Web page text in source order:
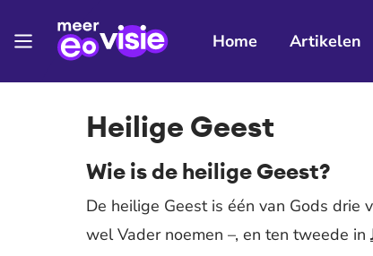
Home Artikelen
Heilige Geest
Wie is de heilige Geest?
De heilige Geest is één van Gods drie
wel Vader noemen –, en ten tweede in